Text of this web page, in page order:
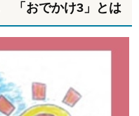
「おでかけ3」とは